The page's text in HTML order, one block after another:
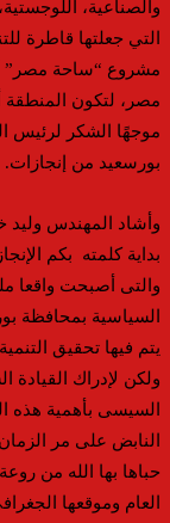
والصناعية،
التي جعلتها قاطرة
مشروع “ساحة مصر”
مصر، لتكون المنطقة
موجهًا الشكر لرئيس
بورسعيد من إنجازات.
وأشاد المهندس
بداية كلمته بكم
والتى أصبحت واقعا
السياسية بمحافظة
يتم فيها تحقيق
ولكن لإدراك القيادة
السيسى بأهمية هذه
النابض على مر
حباها بها الله من
العام وموقعها